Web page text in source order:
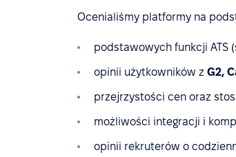
Ocenialiśmy platformy na
podstawowych funkcji ATS
opinii użytkowników z G2,
przejrzystości cen oraz
możliwości integracji i
opinii rekruterów o